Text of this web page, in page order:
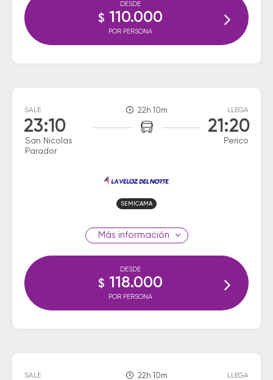
DESDE
$ 110.000
POR PERSONA
SALE
23:10
San Nicolas
Parador
22h 10m LLEGA
21:20
Perico
SEMICAMA
información
DESDE
$ 118.000
POR PERSONA
SALE 22h 10m LLEGA